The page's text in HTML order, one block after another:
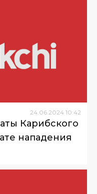
24.06.2024 10:42
Карибского
нападения